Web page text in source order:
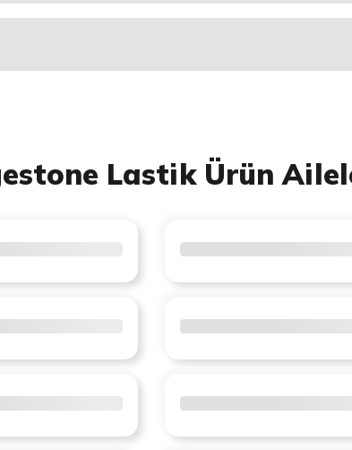
Lastik Ürün